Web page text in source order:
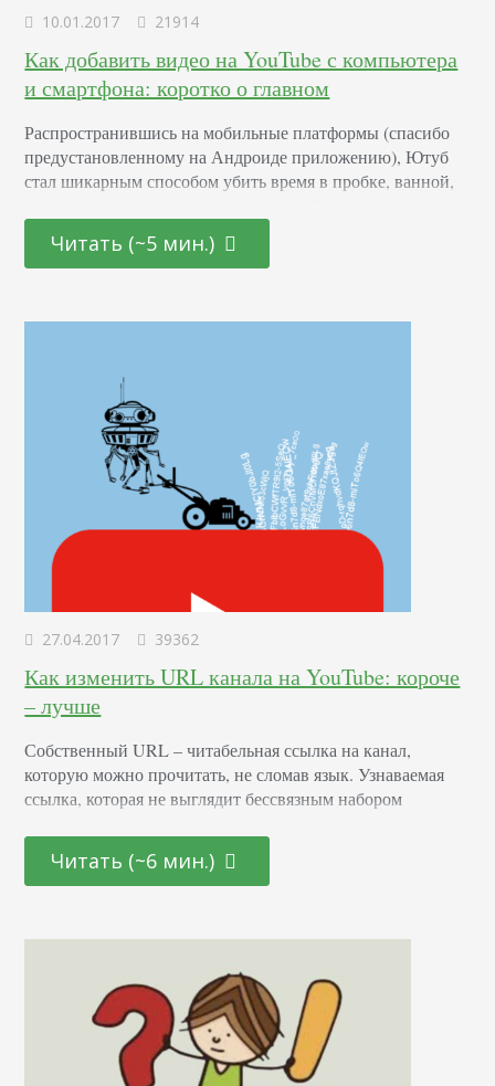
10.01.2017 21914
Как добавить видео на YouTube с компьютера
и смартфона: коротко о главном
Распространившись на мобильные платформы (спасибо
предустановленному на Андроиде приложению), Ютуб
стал шикарным способом убить время в пробке, ванной,
используют как компьютер, так и мобильное
возможностей Сделаем допущение, что ролик…
Читать (~5 мин.)
27.04.2017 39362
Как изменить URL канала на YouTube: короче
– лучше
Собственный URL – читабельная ссылка на канал,
которую можно прочитать, не сломав язык. Узнаваемая
ссылка, которая не выглядит бессвязным набором
узнаваемости вашего бренда, его раскрутке и развитии.
На…
Читать (~6 мин.)